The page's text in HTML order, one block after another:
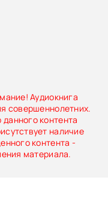
Аудиокнига
совершеннолетних.
контента
наличие
контента -
материала.